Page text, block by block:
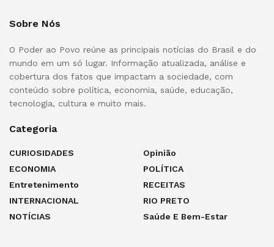
Sobre Nós
O Poder ao Povo reúne as principais notícias do Brasil e do
mundo em um só lugar. Informação atualizada, análise e
cobertura dos fatos que impactam a sociedade, com
conteúdo sobre política, economia, saúde, educação,
tecnologia, cultura e muito mais.
Categoria
CURIOSIDADES
ECONOMIA
Entretenimento
INTERNACIONAL
NOTÍCIAS
Opinião
POLÍTICA
RECEITAS
RIO PRETO
Saúde E Bem-Estar